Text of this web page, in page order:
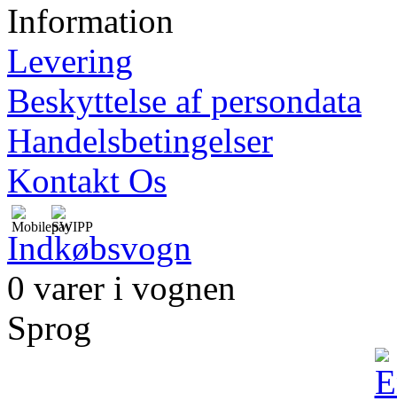
Information
Levering
Beskyttelse af persondata
Handelsbetingelser
Kontakt Os
Indkøbsvogn
0 varer i vognen
Sprog